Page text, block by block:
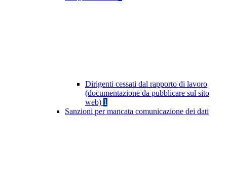
Dirigenti cessati dal rapporto di lavoro
(documentazione da pubblicare sul sito
web) 1
Sanzioni per mancata comunicazione dei dati